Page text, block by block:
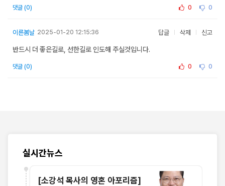
댓글 (0) 0 0
이른봄날 2025-01-20 12:15:36 답글 삭제 신고
반드시 더 좋은길로, 선한길로 인도해 주실것입니다.
댓글 (0) 0 0
실시간뉴스
[소강석 목사의 영혼 아포리즘]